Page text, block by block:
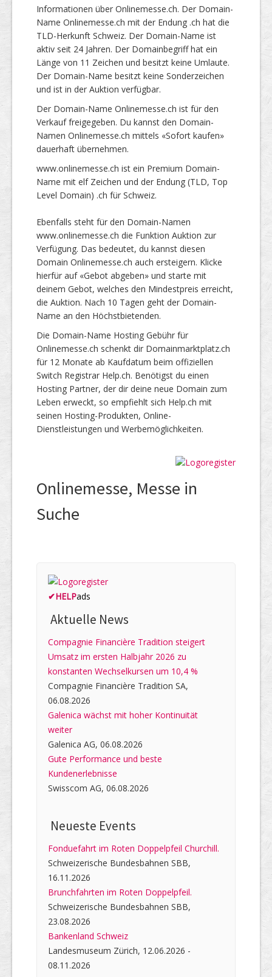
Informationen über Onlinemesse.ch. Der Domain-
Name Onlinemesse.ch mit der Endung .ch hat die
TLD-Herkunft Schweiz. Der Domain-Name ist
aktiv seit 24 Jahren. Der Domainbegriff hat ein
Länge von 11 Zeichen und besitzt keine Umlaute.
Der Domain-Name besitzt keine Sonderzeichen
und ist in der Auktion verfügbar.
Der Domain-Name Onlinemesse.ch ist für den
Verkauf freigegeben. Du kannst den Domain-
Namen Onlinemesse.ch mittels «Sofort kaufen»
dauerhaft übernehmen.
www.onlinemesse.ch ist ein Premium Domain-
Name mit elf Zeichen und der Endung (TLD, Top
Level Domain) .ch für Schweiz.
Ebenfalls steht für den Domain-Namen
www.onlinemesse.ch die Funktion Auktion zur
Verfügung. Das bedeutet, du kannst diesen
Domain Onlinemesse.ch auch ersteigern. Klicke
hierfür auf «Gebot abgeben» und starte mit
deinem Gebot, welches den Mindestpreis erreicht,
die Auktion. Nach 10 Tagen geht der Domain-
Name an den Höchstbietenden.
Die Domain-Name Hosting Gebühr für
Onlinemesse.ch schenkt dir Domainmarktplatz.ch
für 12 Monate ab Kaufdatum beim offiziellen
Switch Registrar Help.ch. Benötigst du einen
Hosting Partner, der dir deine neue Domain zum
Leben erweckt, so empfiehlt sich Help.ch mit
seinen Hosting-Produkten, Online-
Dienstleistungen und Werbemöglichkeiten.
Onlinemesse, Messe in
Suche
✔HELPads
Aktuelle News
Compagnie Financière Tradition steigert
Umsatz im ersten Halbjahr 2026 zu
konstanten Wechselkursen um 10,4 %
Compagnie Financière Tradition SA,
06.08.2026
Galenica wächst mit hoher Kontinuität
weiter
Galenica AG, 06.08.2026
Gute Performance und beste
Kundenerlebnisse
Swisscom AG, 06.08.2026
Neueste Events
Fonduefahrt im Roten Doppelpfeil Churchill.
Schweizerische Bundesbahnen SBB,
16.11.2026
Brunchfahrten im Roten Doppelpfeil.
Schweizerische Bundesbahnen SBB,
23.08.2026
Bankenland Schweiz
Landesmuseum Zürich, 12.06.2026 -
08.11.2026